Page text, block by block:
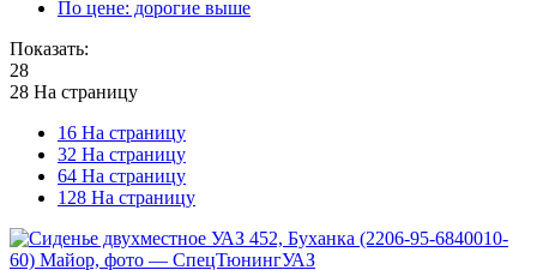
По цене: дорогие выше
Показать:
28
28 На страницу
16 На страницу
32 На страницу
64 На страницу
128 На страницу